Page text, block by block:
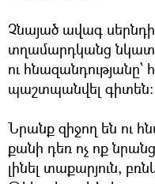
Չնայած ավագ սերնդի
տղամարդկանց
ու հնազանդությանը՝
պաշտպանվել գիտեն:
Նրանք զիջող են ու
քանի դեռ ոչ ոք
լինել տաքարյուն,